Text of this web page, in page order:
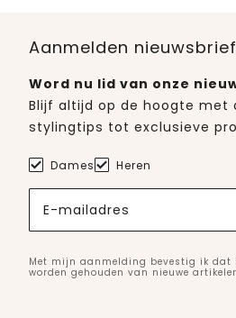
Aanmelden nieuwsbrief
Word nu lid van onze
Blijf altijd op de hoogte met
stylingtips tot exclusieve
Dames Heren
E-mailadres
Met mijn aanmelding bevestig ik dat
worden gehouden van nieuwe